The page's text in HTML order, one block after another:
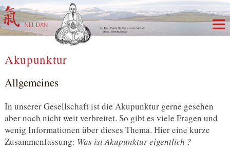
Akupunktur
Allgemeines
In unserer Gesellschaft ist die Akupunktur gerne gesehen
aber noch nicht weit verbreitet. So gibt es viele Fragen und
wenig Informationen über dieses Thema. Hier eine kurze
Zusammenfassung: Was ist Akupunktur eigentlich ?